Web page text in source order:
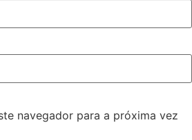
navegador para a próxima vez